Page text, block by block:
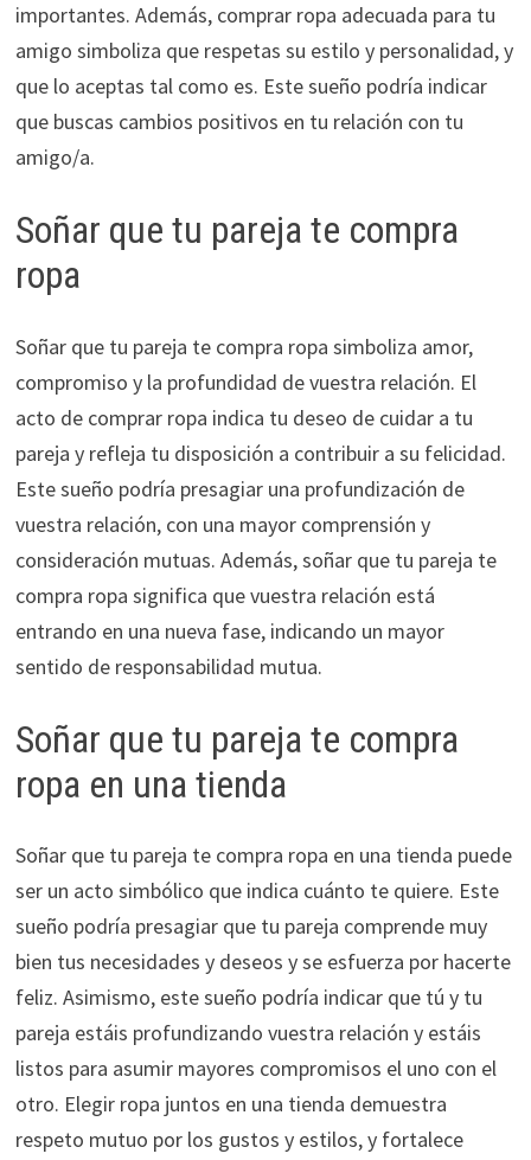
importantes. Además, comprar ropa adecuada para tu
amigo simboliza que respetas su estilo y personalidad, y
que lo aceptas tal como es. Este sueño podría indicar
que buscas cambios positivos en tu relación con tu
amigo/a.
Soñar que tu pareja te compra
ropa
Soñar que tu pareja te compra ropa simboliza amor,
compromiso y la profundidad de vuestra relación. El
acto de comprar ropa indica tu deseo de cuidar a tu
pareja y refleja tu disposición a contribuir a su felicidad.
Este sueño podría presagiar una profundización de
vuestra relación, con una mayor comprensión y
consideración mutuas. Además, soñar que tu pareja te
compra ropa significa que vuestra relación está
entrando en una nueva fase, indicando un mayor
sentido de responsabilidad mutua.
Soñar que tu pareja te compra
ropa en una tienda
Soñar que tu pareja te compra ropa en una tienda puede
ser un acto simbólico que indica cuánto te quiere. Este
sueño podría presagiar que tu pareja comprende muy
bien tus necesidades y deseos y se esfuerza por hacerte
feliz. Asimismo, este sueño podría indicar que tú y tu
pareja estáis profundizando vuestra relación y estáis
listos para asumir mayores compromisos el uno con el
otro. Elegir ropa juntos en una tienda demuestra
respeto mutuo por los gustos y estilos, y fortalece